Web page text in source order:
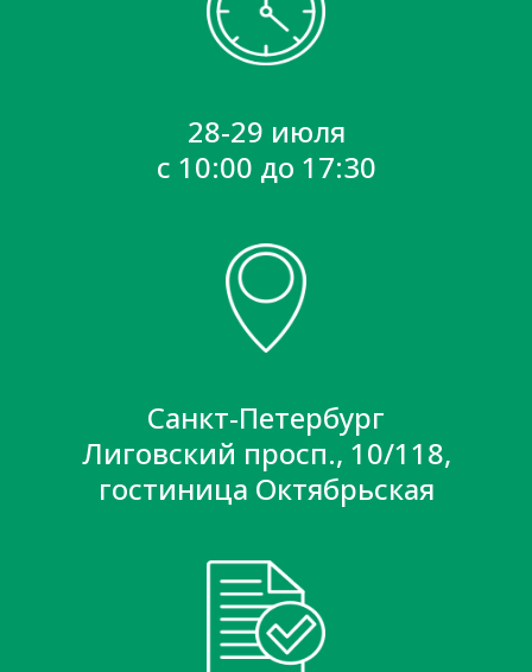
28-29 июля
с 10:00 до 17:30
Санкт-Петербург
Лиговский просп., 10/118,
гостиница Октябрьская